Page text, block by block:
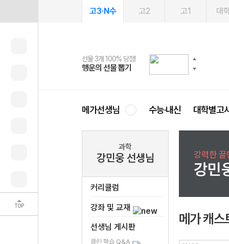
TOP
고3·N수 고2 고1 대
선물 3개 100% 당첨!
행운의 선물 뽑기
선물 100% 증정!
메가스터디 X 올리브
여름방학 스터디 캐시백
메가런 썸머스쿨
2027 러셀 단과
강사 공개선발
스마트러닝앱
설문 EVENT
메가패스
3일 무료 체험권
메가패스 수강생 무료혜택!
메가클럽 멤버십
사회공헌 캠페인
희망이룸 메가나눔
메가선생님 수능·내신 대학별고
과학
강민웅 선생님
커리큘럼
강좌 및 교재
선생님 게시판
클린 학습 Q&A
강력한
강민
메가 캐스